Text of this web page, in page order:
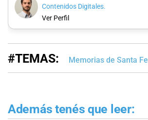
Contenidos Digitales.
Ver Perfil
#TEMAS: Memorias de Santa Fe
Además tenés que leer: